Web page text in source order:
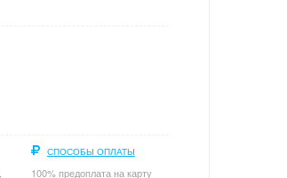
СПОСОБЫ ОПЛАТЫ
100% предоплата на карту